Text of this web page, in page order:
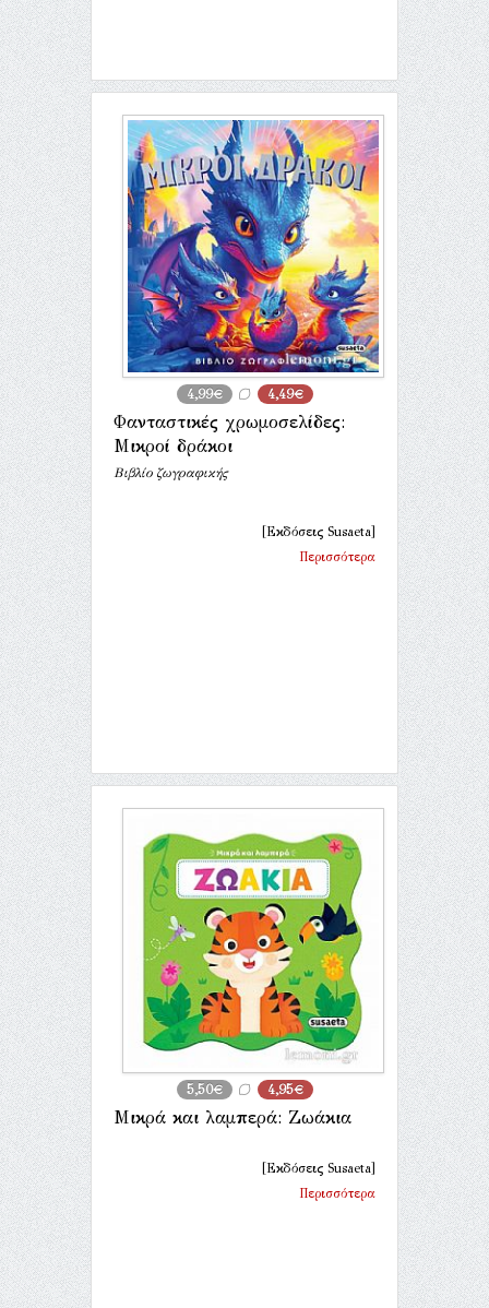
4,99€ 4,49€
Φανταστικές χρωμοσελίδες:
Μικροί δράκοι
Βιβλίο ζωγραφικής
[Εκδόσεις Susaeta]
Περισσότερα
5,50€ 4,95€
Μικρά και λαμπερά: Ζωάκια
[Εκδόσεις Susaeta]
Περισσότερα